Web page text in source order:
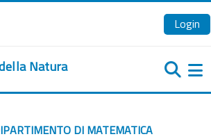
Login
Natura
DI MATEMATICA